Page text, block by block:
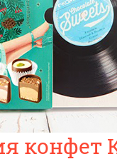
конфет